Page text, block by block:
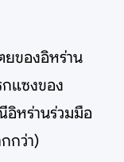
ยของอิหร่าน
แซงของ
อิหร่านร่วมมือ
กว่า)